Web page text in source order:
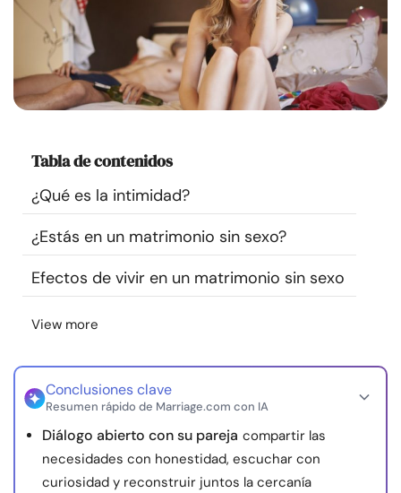
Ayuda
Cursos
Recursos
Comunidad
Encuentra un terapeuta
nosotros
© Copyright 2026. Todos los derechos reservados.
Tabla de contenidos
¿Qué es la intimidad?
¿Estás en un matrimonio sin sexo?
Efectos de vivir en un matrimonio sin sexo
View more
Conclusiones clave
Resumen rápido de Marriage.com con IA
Diálogo abierto con su pareja compartir las
necesidades con honestidad, escuchar con
curiosidad y reconstruir juntos la cercanía